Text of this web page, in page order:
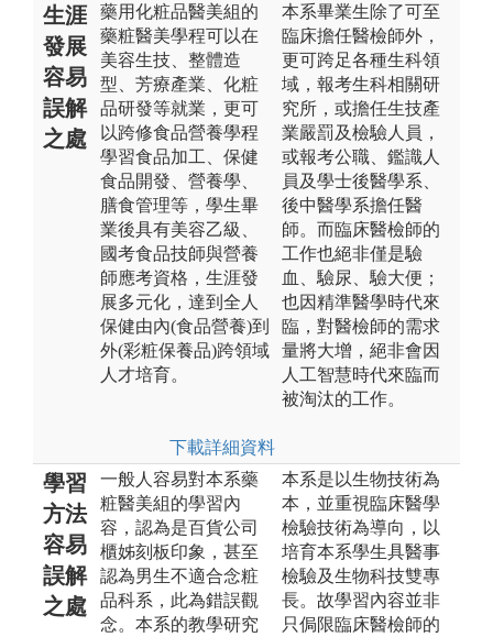
生涯
發展
容易
誤解
之處
藥用化粧品醫美組的
藥粧醫美學程可以在
美容生技、整體造
型、芳療產業、化粧
品研發等就業，更可
以跨修食品營養學程
學習食品加工、保健
食品開發、營養學、
膳食管理等，學生畢
業後具有美容乙級、
國考食品技師與營養
師應考資格，生涯發
展多元化，達到全人
保健由內(食品營養)到
外(彩粧保養品)跨領域
人才培育。
下載詳細資料
本系畢業生除了可至
臨床擔任醫檢師外，
更可跨足各種生科領
域，報考生科相關研
究所，或擔任生技產
業嚴罰及檢驗人員，
或報考公職、鑑識人
員及學士後醫學系、
後中醫學系擔任醫
師。而臨床醫檢師的
工作也絕非僅是驗
血、驗尿、驗大便；
也因精準醫學時代來
臨，對醫檢師的需求
量將大增，絕非會因
人工智慧時代來臨而
被淘汰的工作。
學習
方法
容易
誤解
之處
一般人容易對本系藥
粧醫美組的學習內
容，認為是百貨公司
櫃姊刻板印象，甚至
認為男生不適合念粧
品科系，此為錯誤觀
念。本系的教學研究
本系是以生物技術為
本，並重視臨床醫學
檢驗技術為導向，以
培育本系學生具醫事
檢驗及生物科技雙專
長。故學習內容並非
只侷限臨床醫檢師的